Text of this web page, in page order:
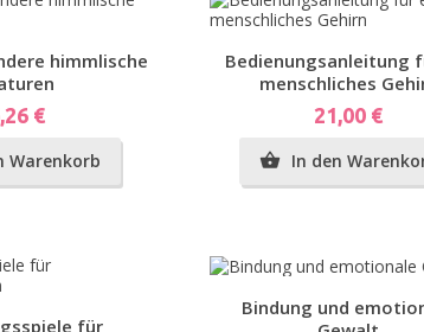
himmlische
€
Warenkorb
Vorschau
Bedienungsanleitung
menschliches
Preis
21,00 €
 In den
für
Vorschau
Bindung und